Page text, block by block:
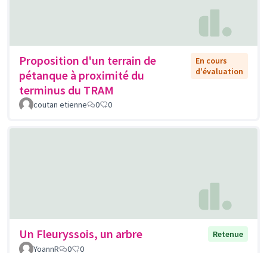
Proposition d'un terrain de
pétanque à proximité du
terminus du TRAM
En cours
d'évaluation
coutan etienne 0 0
Un Fleuryssois, un arbre
Retenue
YoannR
0 0